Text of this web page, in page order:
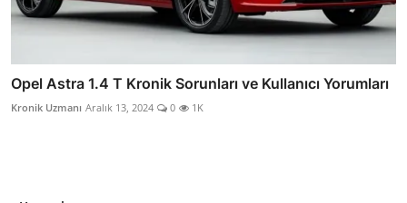
Opel Astra 1.4 T Kronik Sorunları ve Kullanıcı Yorumları
Kronik Uzmanı Aralık 13, 2024 0 1K